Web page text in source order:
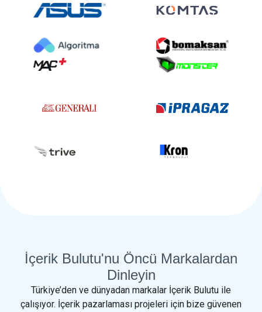
İçerik Bulutu'nu Öncü Markalardan
Dinleyin
Türkiye’den ve dünyadan markalar İçerik Bulutu ile
çalışıyor. İçerik pazarlaması projeleri için bize güvenen